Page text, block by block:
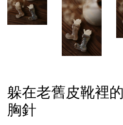
躲在老舊皮靴裡
胸針